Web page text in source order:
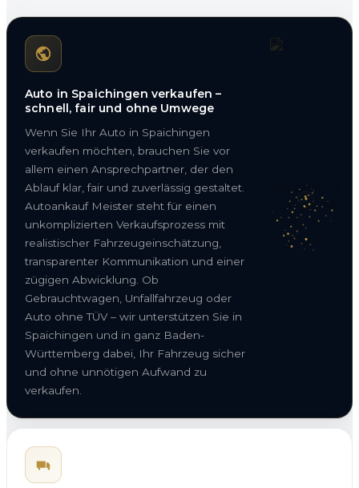
Auto in Spaichingen verkaufen –
schnell, fair und ohne Umwege
Wenn Sie Ihr Auto in Spaichingen
verkaufen möchten, brauchen Sie vor
allem einen Ansprechpartner, der den
Ablauf klar, fair und zuverlässig gestaltet.
Autoankauf Meister steht für einen
unkomplizierten Verkaufsprozess mit
realistischer Fahrzeugeinschätzung,
transparenter Kommunikation und einer
zügigen Abwicklung. Ob
Gebrauchtwagen, Unfallfahrzeug oder
Auto ohne TÜV – wir unterstützen Sie in
Spaichingen und in ganz Baden-
Württemberg dabei, Ihr Fahrzeug sicher
und ohne unnötigen Aufwand zu
verkaufen.